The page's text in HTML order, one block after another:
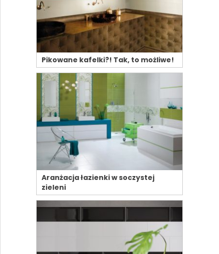
Pikowane kafelki?! Tak, to możliwe!
Aranżacja łazienki w soczystej
zieleni